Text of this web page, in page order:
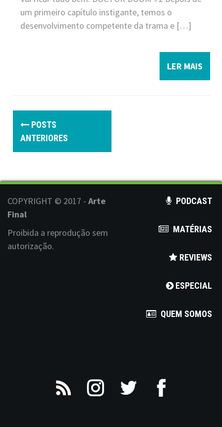
um primeiro capítulo instigante, temos o
desenvolvimento competente da trama e […]
LER MAIS
P
o
s
t
s
n
a
v
POSTS
ANTERIORES
COPYRIGHT © 2017 - Arte
Final
Proibida a reprodução sem
autorização.
PODCAST
MATÉRIAS
REVIEWS
ESPECIAL
QUEM SOMOS